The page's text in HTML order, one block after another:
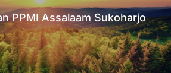
PPMI Assalaam Sukoharjo